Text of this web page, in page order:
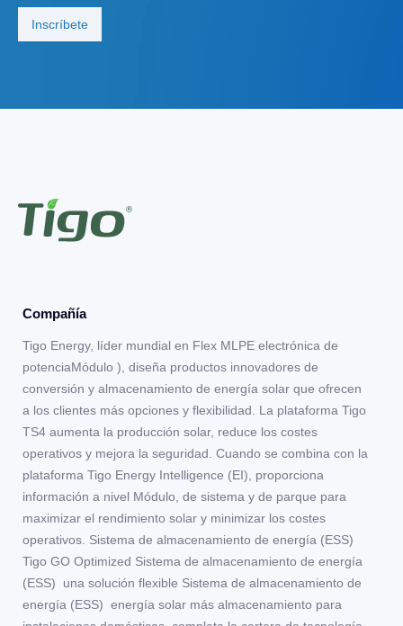
Compañía
Tigo Energy, líder mundial en Flex MLPE electrónica de
potenciaMódulo ), diseña productos innovadores de
conversión y almacenamiento de energía solar que ofrecen
a los clientes más opciones y flexibilidad. La plataforma Tigo
TS4 aumenta la producción solar, reduce los costes
operativos y mejora la seguridad. Cuando se combina con la
plataforma Tigo Energy Intelligence (EI), proporciona
información a nivel Módulo, de sistema y de parque para
maximizar el rendimiento solar y minimizar los costes
operativos. Sistema de almacenamiento de energía (ESS)
Tigo GO Optimized Sistema de almacenamiento de energía
(ESS) una solución flexible Sistema de almacenamiento de
energía (ESS) energía solar más almacenamiento para